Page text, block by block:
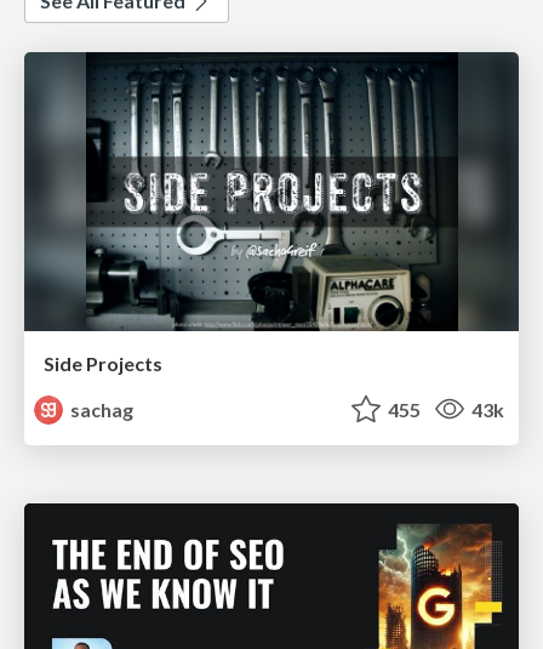
Side Projects
sachag
455 43k